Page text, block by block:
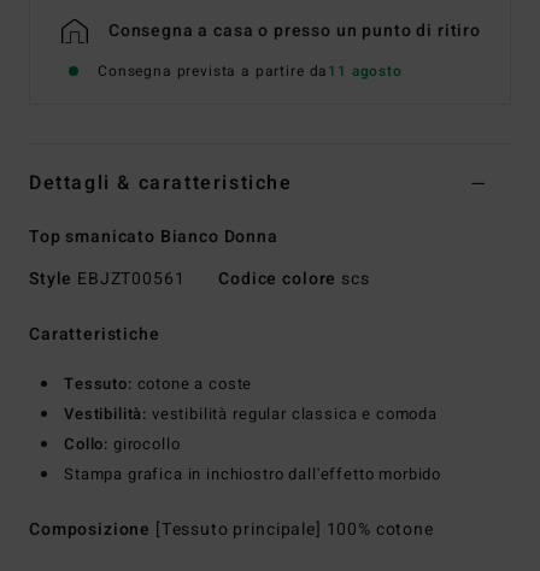
Consegna a casa o presso un punto di ritiro
Consegna prevista a partire da11 agosto
Dettagli & caratteristiche
Top smanicato Bianco Donna
Style EBJZT00561 Codice colore scs
Caratteristiche
Tessuto: cotone a coste
Vestibilità: vestibilità regular classica e comoda
Collo: girocollo
Stampa grafica in inchiostro dall'effetto morbido
Composizione [Tessuto principale] 100% cotone